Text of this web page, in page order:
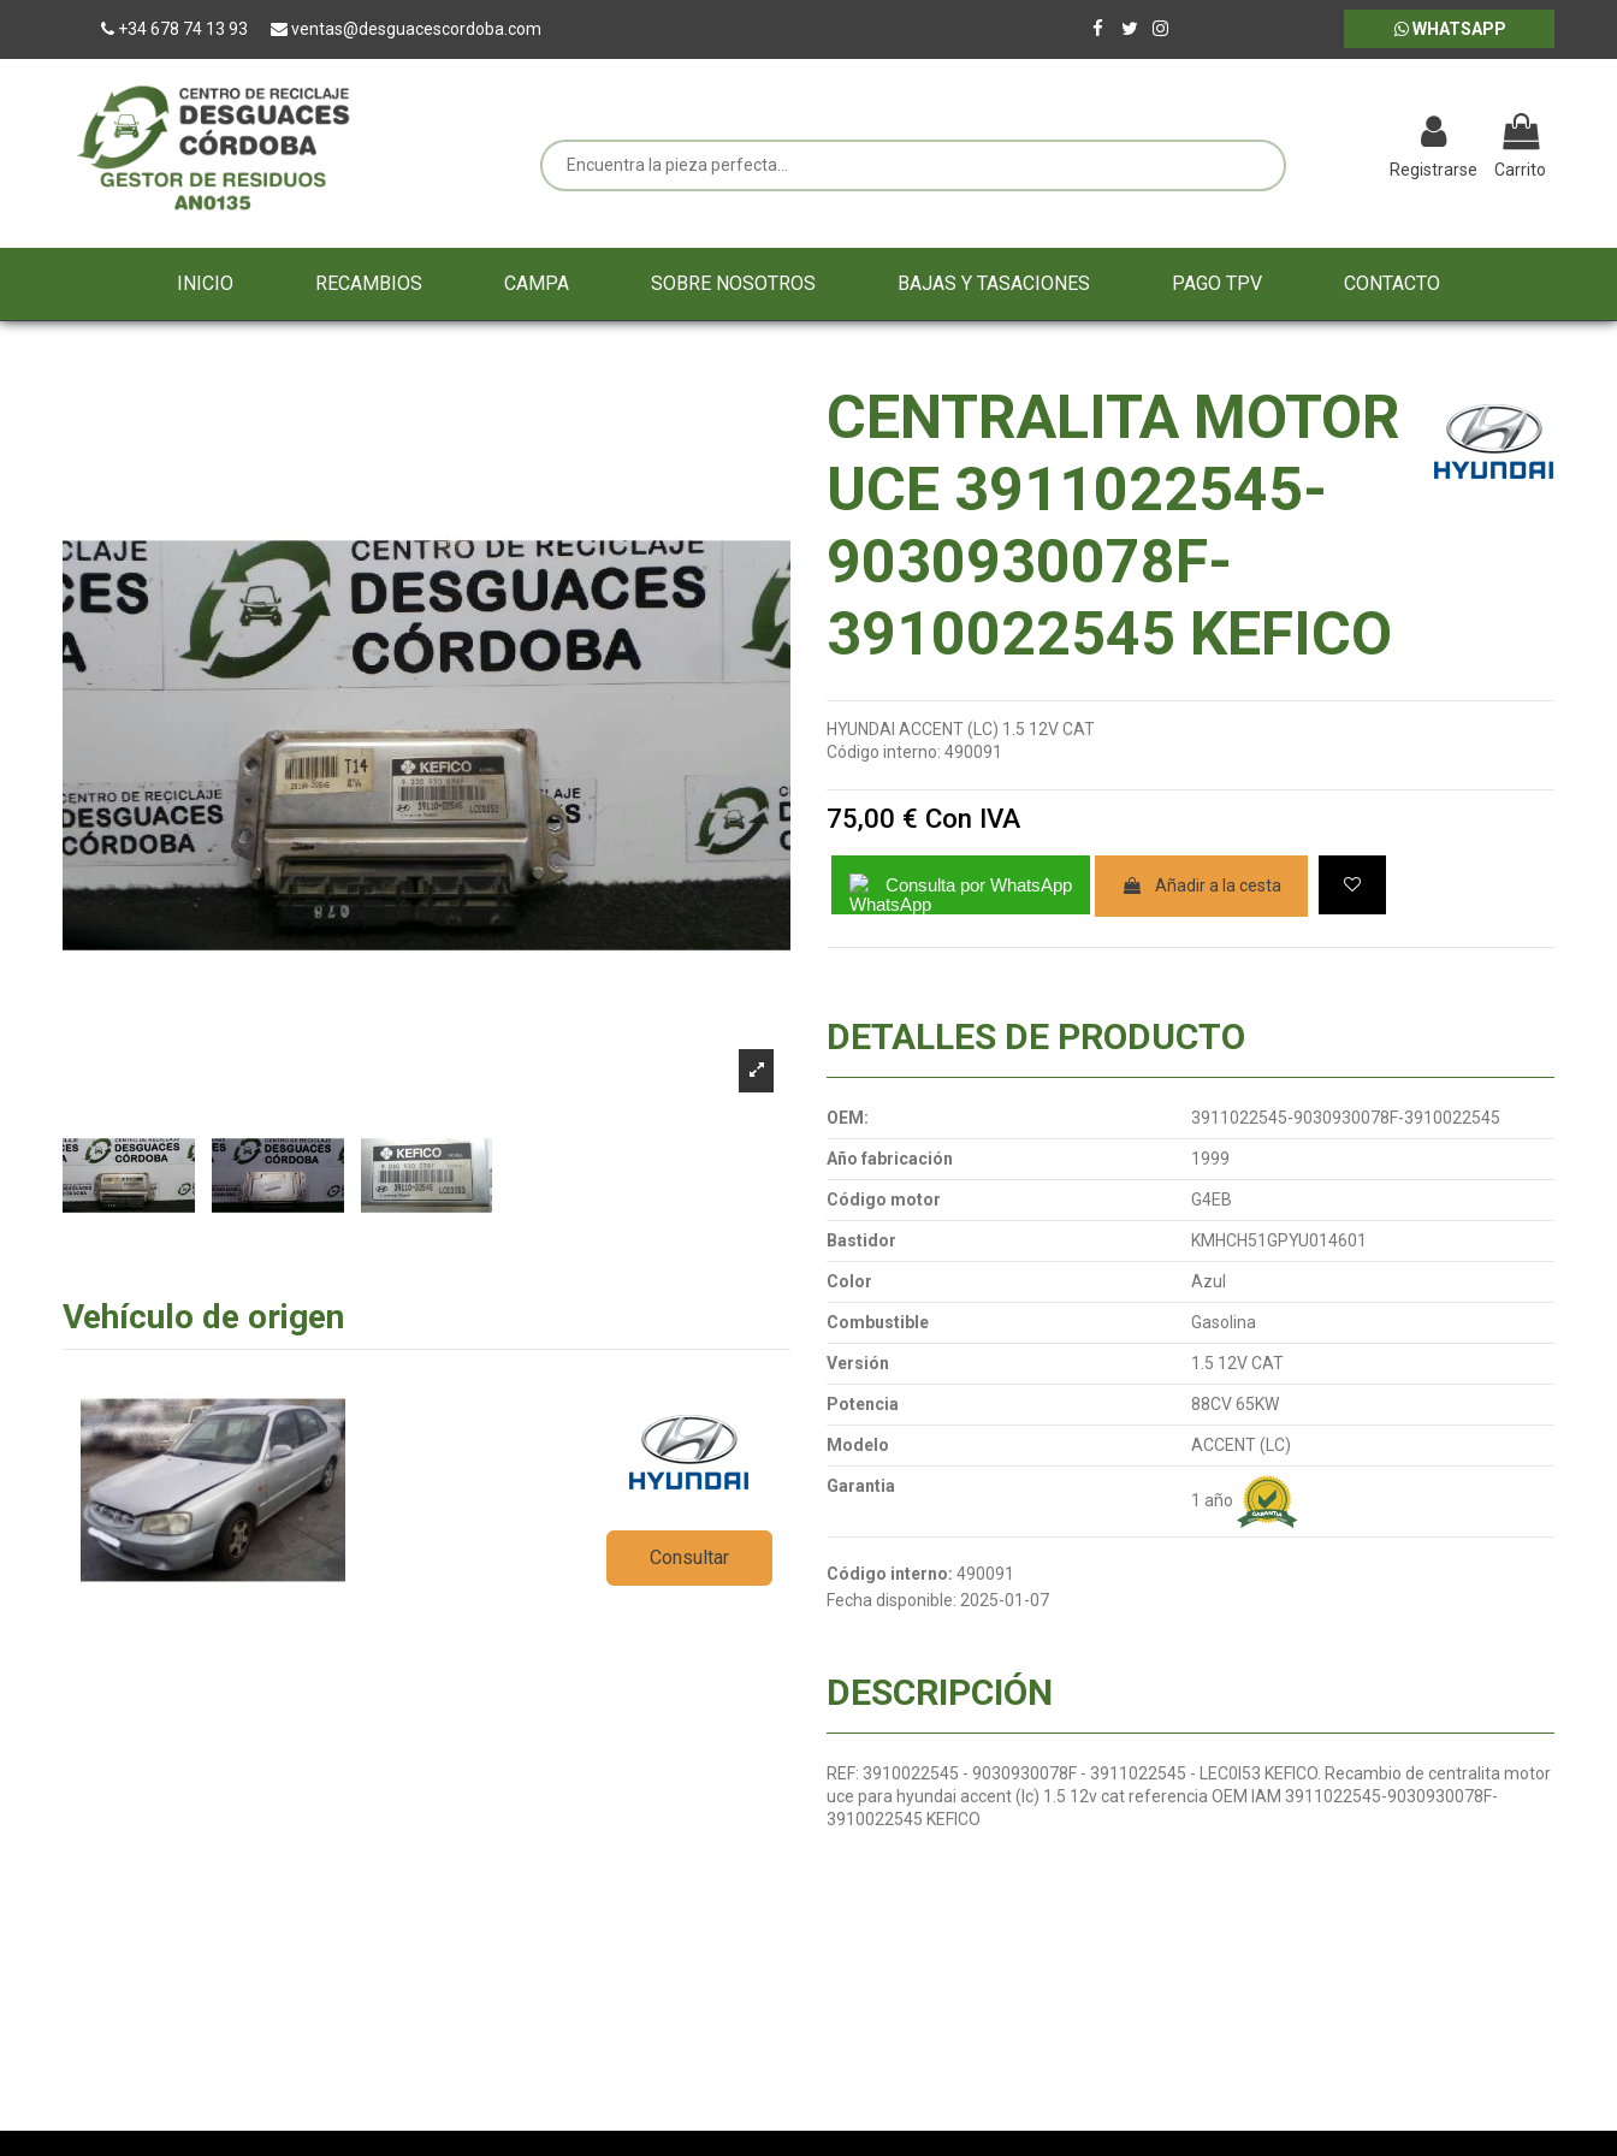
+34 678 74 13 93 ventas@desguacescordoba.com WHATSAPP
Registrarse Carrito
INICIO RECAMBIOS CAMPA SOBRE NOSOTROS BAJAS Y TASACIONES PAGO TPV CONTACTO
Vehículo de origen
Consultar
CENTRALITA MOTOR
UCE 3911022545-
9030930078F-
3910022545 KEFICO
HYUNDAI ACCENT (LC) 1.5 12V CAT
Código interno: 490091
75,00 € Con IVA
Consulta por WhatsApp Añadir a la cesta
DETALLES DE PRODUCTO
OEM: 3911022545-9030930078F-3910022545
Año fabricación 1999
Código motor G4EB
Bastidor KMHCH51GPYU014601
Color Azul
Combustible Gasolina
Versión 1.5 12V CAT
Potencia 88CV 65KW
Modelo ACCENT (LC)
Garantia
1 año
Código interno: 490091
Fecha disponible: 2025-01-07
DESCRIPCIÓN
REF: 3910022545 - 9030930078F - 3911022545 - LEC0I53 KEFICO. Recambio de centralita motor
uce para hyundai accent (lc) 1.5 12v cat referencia OEM IAM 3911022545-9030930078F-
3910022545 KEFICO